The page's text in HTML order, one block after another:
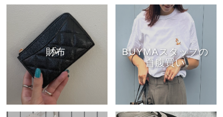
財布
BUYMAスタッフの
自腹買い